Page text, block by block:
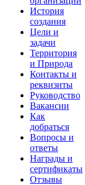
История
создания
Цели и
задачи
Территория
и Природа
Контакты и
реквизиты
Руководство
Вакансии
Как
добраться
Вопросы и
ответы
Награды и
сертификаты
Отзывы